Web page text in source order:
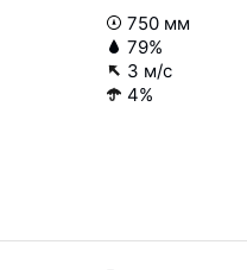
750 мм
79%
3 м/с
4%